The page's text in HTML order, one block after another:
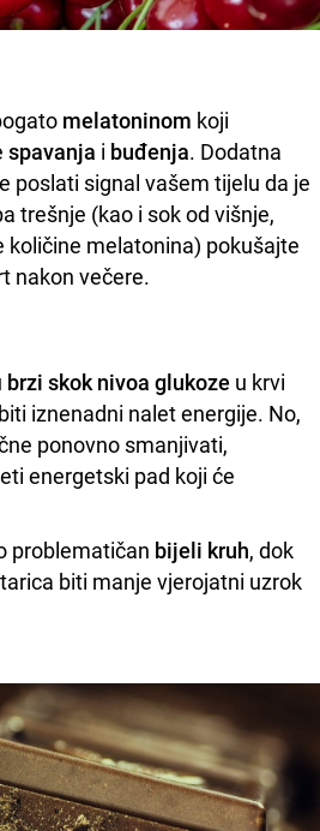
melatoninom koji
spavanja i buđenja. Dodatna
poslati signal vašem tijelu da je
trešnje (kao i sok od višnje,
količine melatonina) pokušajte
nakon večere.
brzi skok nivoa glukoze u krvi
iznenadni nalet energije. No,
ponovno smanjivati,
energetski pad koji će
problematičan bijeli kruh, dok
biti manje vjerojatni uzrok